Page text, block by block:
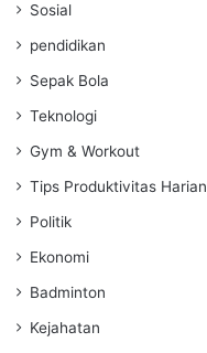
Sosial
pendidikan
Sepak Bola
Teknologi
Gym & Workout
Tips Produktivitas Harian
Politik
Ekonomi
Badminton
Kejahatan